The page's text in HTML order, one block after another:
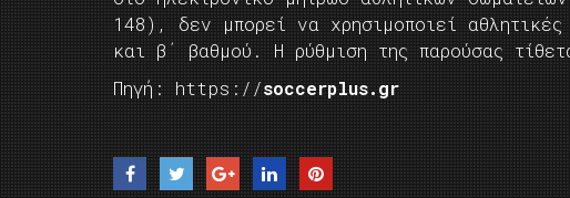
148), δεν μπορεί να χρησιμοποιεί
και β΄ βαθμού. Η ρύθμιση της παρούσας
Πηγή: https://soccerplus.gr